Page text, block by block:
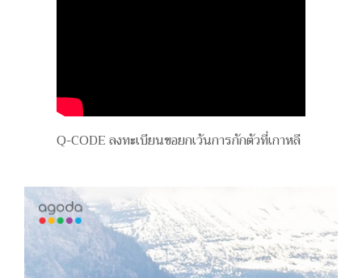
Q-CODE ลงทะเบียนขอยกเว้นการกักตัวที่เกาหลี